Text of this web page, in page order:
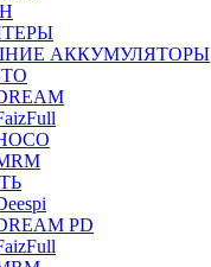
АККУМУЛЯТОРЫ
PD